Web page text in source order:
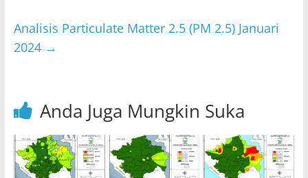
k
Analisis Particulate Matter 2.5 (PM 2.5) Januari
2024 →
Anda Juga Mungkin Suka